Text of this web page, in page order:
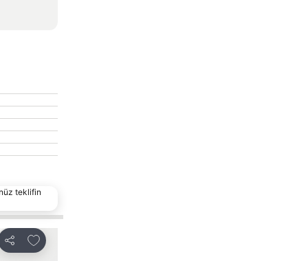
teklifin
Paylaş
Favorilerime ekle